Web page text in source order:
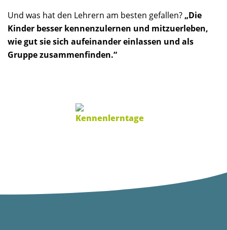
Und was hat den Lehrern am besten gefallen? „Die
Kinder besser kennenzulernen und mitzuerleben,
wie gut sie sich aufeinander einlassen und als
Gruppe zusammenfinden.“